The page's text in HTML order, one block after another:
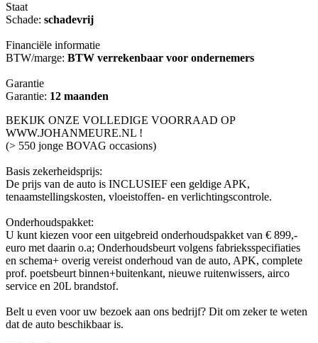
Staat
Schade: schadevrij
Financiële informatie
BTW/marge: BTW verrekenbaar voor ondernemers
Garantie
Garantie: 12 maanden
BEKIJK ONZE VOLLEDIGE VOORRAAD OP
WWW.JOHANMEURE.NL !
(> 550 jonge BOVAG occasions)
Basis zekerheidsprijs:
De prijs van de auto is INCLUSIEF een geldige APK,
tenaamstellingskosten, vloeistoffen- en verlichtingscontrole.
Onderhoudspakket:
U kunt kiezen voor een uitgebreid onderhoudspakket van € 899,-
euro met daarin o.a; Onderhoudsbeurt volgens fabrieksspecifiaties
en schema+ overig vereist onderhoud van de auto, APK, complete
prof. poetsbeurt binnen+buitenkant, nieuwe ruitenwissers, airco
service en 20L brandstof.
Belt u even voor uw bezoek aan ons bedrijf? Dit om zeker te weten
dat de auto beschikbaar is.